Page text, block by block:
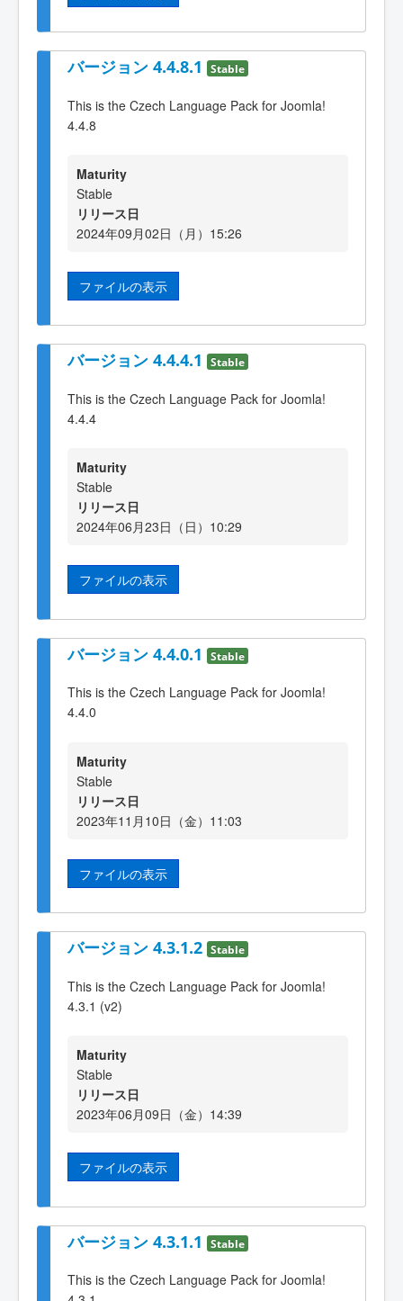
バージョン 4.4.8.1 Stable
This is the Czech Language Pack for Joomla!
4.4.8
Maturity
Stable
リリース日
2024年09月02日（月）15:26
ファイルの表示
バージョン 4.4.4.1 Stable
This is the Czech Language Pack for Joomla!
4.4.4
Maturity
Stable
リリース日
2024年06月23日（日）10:29
ファイルの表示
バージョン 4.4.0.1 Stable
This is the Czech Language Pack for Joomla!
4.4.0
Maturity
Stable
リリース日
2023年11月10日（金）11:03
ファイルの表示
バージョン 4.3.1.2 Stable
This is the Czech Language Pack for Joomla!
4.3.1 (v2)
Maturity
Stable
リリース日
2023年06月09日（金）14:39
ファイルの表示
バージョン 4.3.1.1 Stable
This is the Czech Language Pack for Joomla!